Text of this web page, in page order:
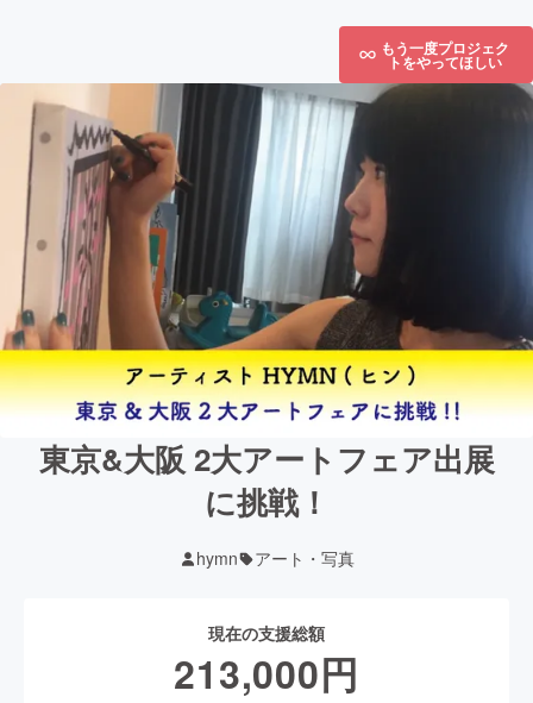
もう一度プロジェク
トをやってほしい
東京&大阪 2大アートフェア出展
に挑戦！
hymn アート・写真
現在の支援総額
213,000円